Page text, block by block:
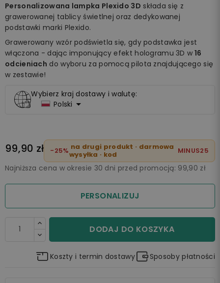
Personalizowana lampka Plexido 3D składa się z
grawerowanej tablicy świetlnej oraz dedykowanej
podstawki marki Plexido.
Grawerowany wzór podświetla się, gdy podstawka jest
włączona - dając imponujący efekt hologramu 3D w 16
odcieniach do wyboru za pomocą pilota znajdującego się
w zestawie!
Wybierz kraj dostawy i walutę:
Polski 
99,90 zł -25% na drugi produkt · darmowa
wysyłka · kod
MINUS25
Najniższa cena w okresie 30 dni przed promocją: 99,90 zł
PERSONALIZUJ
DODAJ DO KOSZYKA
Koszty i termin dostawy Sposoby płatności